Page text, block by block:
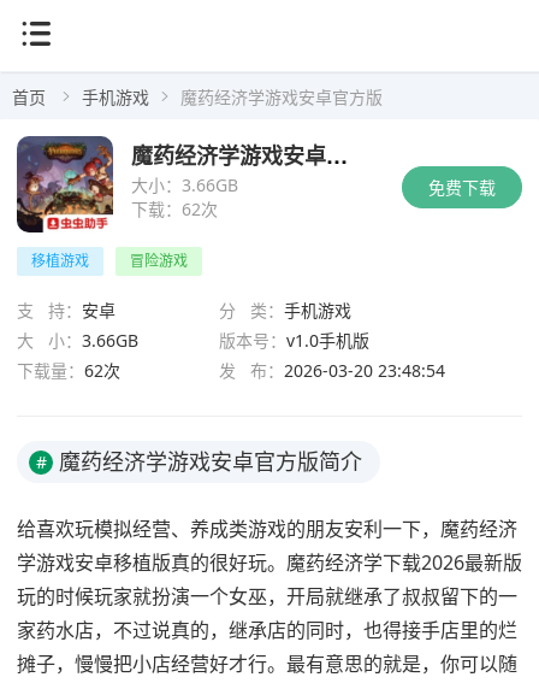
首页 手机游戏 魔药经济学游戏安卓官方版
免费下载
大小： 3.66GB
下载： 62次
魔药经济学游戏安卓官方版
移植游戏 冒险游戏
支 持： 安卓 分 类： 手机游戏
大 小： 3.66GB 版本号： v1.0手机版
下载量： 62次 发 布： 2026-03-20 23:48:54
# 魔药经济学游戏安卓官方版简介
给喜欢玩模拟经营、养成类游戏的朋友安利一下，魔药经济
学游戏安卓移植版真的很好玩。魔药经济学下载2026最新版
玩的时候玩家就扮演一个女巫，开局就继承了叔叔留下的一
家药水店，不过说真的，继承店的同时，也得接手店里的烂
摊子，慢慢把小店经营好才行。最有意思的就是，你可以随